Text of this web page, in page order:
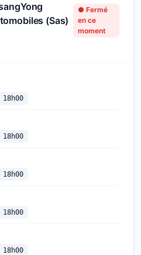
(Sas)
● Fermé
en ce
moment